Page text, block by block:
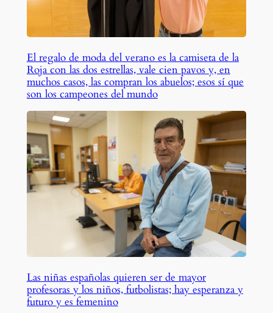
El regalo de moda del verano es la camiseta de la
Roja con las dos estrellas, vale cien pavos y, en
muchos casos, las compran los abuelos; esos sí que
son los campeones del mundo
Las niñas españolas quieren ser de mayor
profesoras y los niños, futbolistas; hay esperanza y
futuro y es femenino